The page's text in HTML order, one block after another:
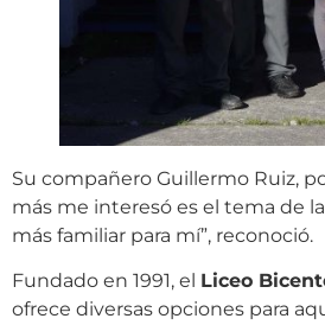
Su compañero Guillermo Ruiz,
más me interesó es el tema de
más familiar para mí”, reconoció.
Fundado en 1991, el Liceo
ofrece diversas opciones para